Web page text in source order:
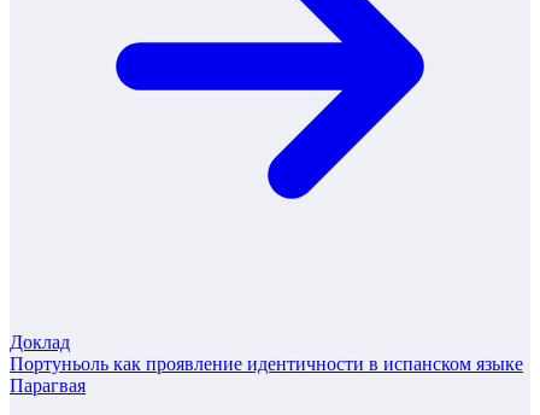
Доклад
Портуньоль как проявление идентичности в испанском языке
Парагвая